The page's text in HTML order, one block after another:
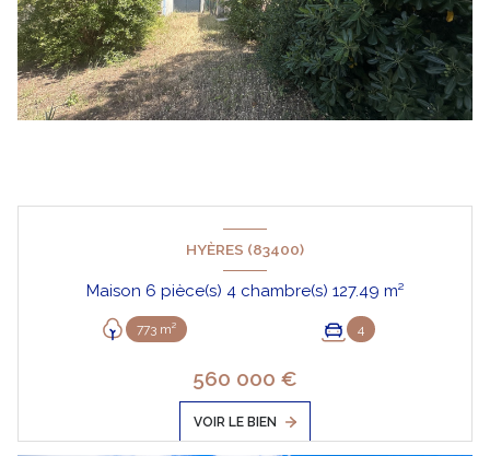
HYÈRES (83400)
Maison 6 pièce(s) 4 chambre(s) 127.49 m²
773 m² 4
560 000 €
VOIR LE BIEN